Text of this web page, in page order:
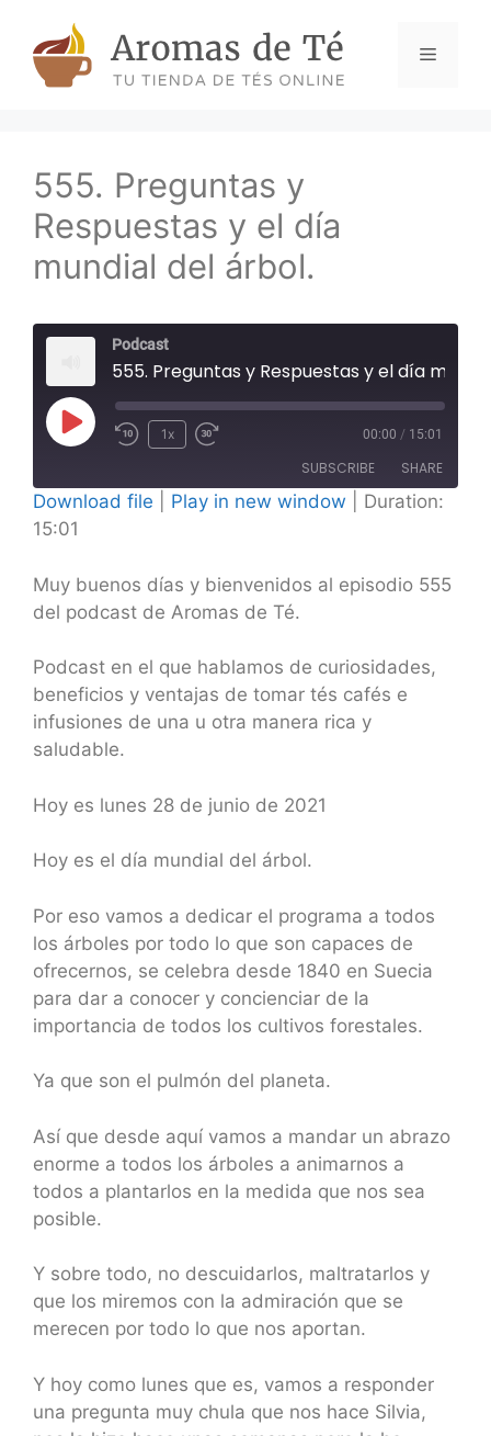
content
Menu
555. Preguntas y
Respuestas y el día
mundial del árbol.
Podcast
Play
1x 00:00 / 15:01
SUBSCRIBE SHARE
SHARE
LINK
EMBED
Download file Play in new window
Duration:
15:01
Muy buenos días y bienvenidos al episodio 555
del podcast de Aromas de Té.
Podcast en el que hablamos de curiosidades,
beneficios y ventajas de tomar tés cafés e
infusiones de una u otra manera rica y
saludable.
Hoy es lunes 28 de junio de 2021
Hoy es el día mundial del árbol.
Por eso vamos a dedicar el programa a todos
los árboles por todo lo que son capaces de
ofrecernos, se celebra desde 1840 en Suecia
para dar a conocer y concienciar de la
importancia de todos los cultivos forestales.
Ya que son el pulmón del planeta.
Así que desde aquí vamos a mandar un abrazo
enorme a todos los árboles a animarnos a
todos a plantarlos en la medida que nos sea
posible.
Y sobre todo, no descuidarlos, maltratarlos y
que los miremos con la admiración que se
merecen por todo lo que nos aportan.
Y hoy como lunes que es, vamos a responder
una pregunta muy chula que nos hace Silvia,